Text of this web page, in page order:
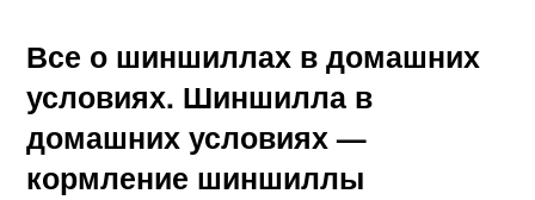
Все о шиншиллах в домашних
условиях. Шиншилла в
домашних условиях —
кормление шиншиллы